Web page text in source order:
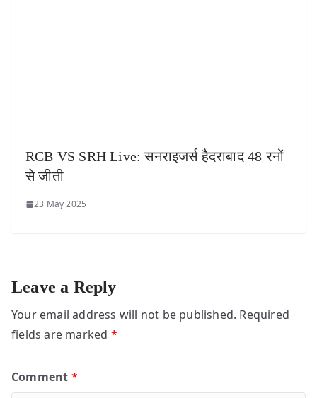
RCB VS SRH Live: सनराइजर्स हैदराबाद 48 रनों
से जीती
23 May 2025
Leave a Reply
Your email address will not be published. Required
fields are marked *
Comment *